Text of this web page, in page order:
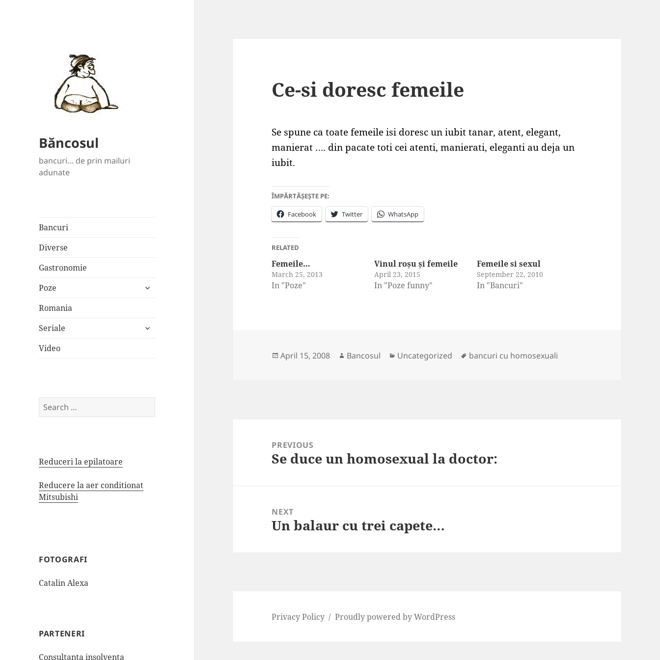
Băncosul
bancuri… de prin mailuri
adunate
Bancuri
Diverse
Gastronomie
Poze
expand
Romania
Seriale
expand
Video
Search
for:
Reduceri la epilatoare
Reducere la aer conditionat
Mitsubishi
FOTOGRAFI
Catalin Alexa
PARTENERI
Consultanta insolventa
Ce-si doresc femeile
Se spune ca toate femeile isi doresc un iubit tanar, atent, elegant,
manierat …. din pacate toti cei atenti, manierati, eleganti au deja un
iubit.
ÎMPĂRTĂȘEȘTE PE:
Facebook Twitter WhatsApp
RELATED
Femeile…
March 25, 2013
In "Poze"
Vinul roșu și femeile
April 23, 2015
In "Poze funny"
Femeile si sexul
September 22, 2010
In "Bancuri"
Posted
April 15, 2008 Author
Bancosul Categories
Uncategorized Tags
bancuri cu homosexuali
navigationPREVIOUS
Previous
Se duce un homosexual la doctor:
NEXT
Next
Un balaur cu trei capete…
Privacy Policy Proudly powered by WordPress